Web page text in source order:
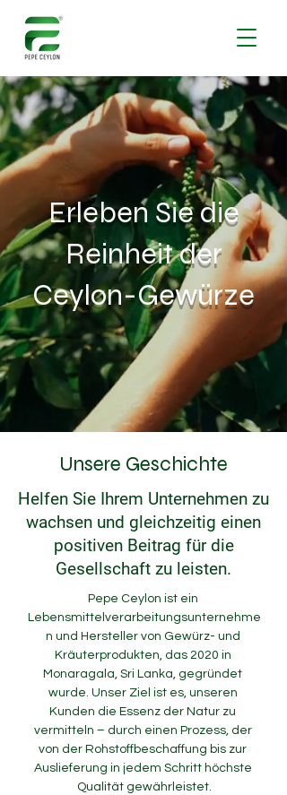
Erleben Sie die
Reinheit der
Ceylon-Gewürze
Unsere Geschichte
Helfen Sie Ihrem Unternehmen zu
wachsen und gleichzeitig einen
positiven Beitrag für die
Gesellschaft zu leisten.
Pepe Ceylon ist ein
Lebensmittelverarbeitungsunternehme
n und Hersteller von Gewürz- und
Kräuterprodukten, das 2020 in
Monaragala, Sri Lanka, gegründet
wurde. Unser Ziel ist es, unseren
Kunden die Essenz der Natur zu
vermitteln – durch einen Prozess, der
von der Rohstoffbeschaffung bis zur
Auslieferung in jedem Schritt höchste
Qualität gewährleistet.